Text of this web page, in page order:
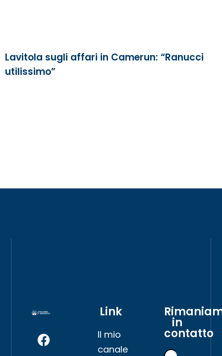
Lavitola sugli affari in Camerun: “Ranucci
utilissimo”
Link
Il mio
canale
in
contatto